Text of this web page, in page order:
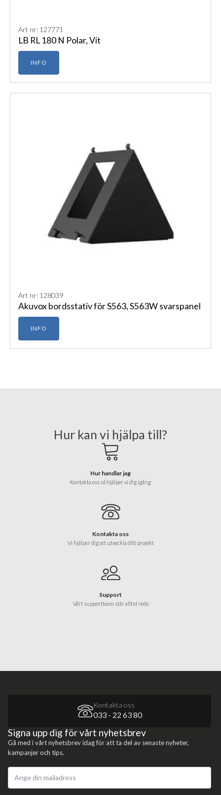
Art nr: 127771
LB RL 180 N Polar, Vit
INFO
Art nr: 128039
Akuvox bordsstativ för S563, S563W svarspanel
INFO
Hur kan vi hjälpa till?
Hur handlar jag
Kontakta oss så hjälper vi dig igång
Kontakta oss
Vi hjälper dig att utveckla ditt projekt
Support
Vårt supportteam står alltid redo
Kontakta oss
033 - 22 63 80
Signa upp dig för vårt nyhetsbrev
Gå med i vårt nyhetsbrev idag för att ta del av senaste nyheter,
kampanjer och tips.